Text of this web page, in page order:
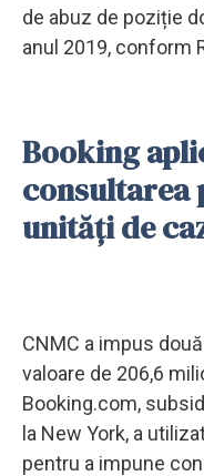
de abuz de poziție
anul 2019, conform
Booking
unități de
CNMC a impus
valoare de 206,6
Booking.com,
la New York, a
pentru a impune